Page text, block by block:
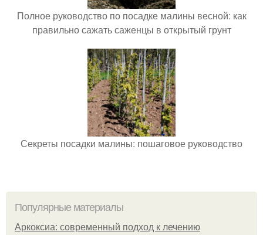
Полное руководство по посадке малины весной: как
правильно сажать саженцы в открытый грунт
Секреты посадки малины: пошаговое руководство
Популярные материалы
Аркоксиа: современный подход к лечению